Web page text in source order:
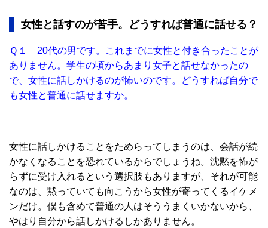
女性と話すのが苦手。どうすれば普通に話せる？
Ｑ１ 20代の男です。これまでに女性と付き合ったことが
ありません。学生の頃からあまり女子と話せなかったの
で、女性に話しかけるのが怖いのです。どうすれば自分で
も女性と普通に話せますか。
女性に話しかけることをためらってしまうのは、会話が続
かなくなることを恐れているからでしょうね。沈黙を怖が
らずに受け入れるという選択肢もありますが、それが可能
なのは、黙っていても向こうから女性が寄ってくるイケメ
ンだけ。僕も含めて普通の人はそううまくいかないから、
やはり自分から話しかけるしかありません。